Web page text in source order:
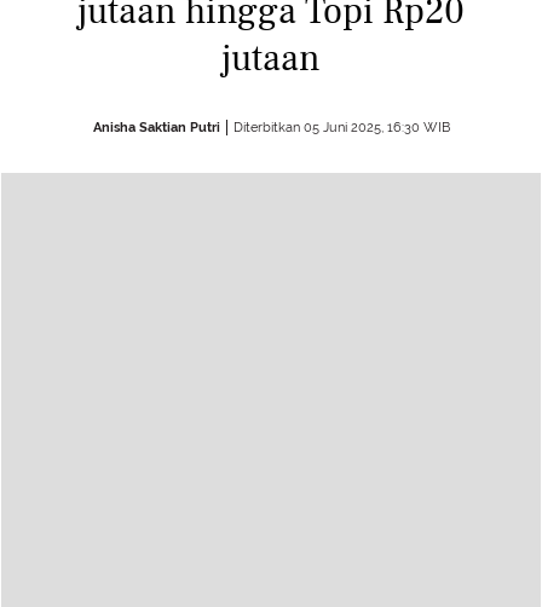
jutaan hingga Topi Rp20
jutaan
Anisha Saktian Putri Diterbitkan 05 Juni 2025, 16:30 WIB